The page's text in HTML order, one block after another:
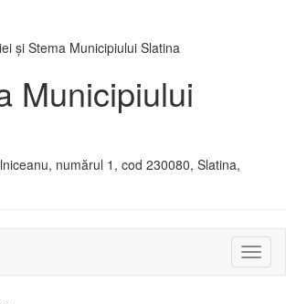
Municipiului
numărul 1, cod 230080, Slatina,
sau